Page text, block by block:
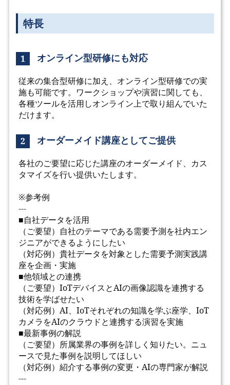
特長
1 オンライン型研修にも対応
従来の集合型研修に加え、オンライン型研修での実
施も可能です。ワークショップや演習に関しても、
各種ツールを活用しオンライン上で取り組んでいた
だけます。
2 オーダーメイド講座としてご提供
各社のご要望に応じた講座のオーダーメイド、カス
タマイズを行い提供いたします。
※参考例
---
■自社データを活用
（ご要望）自社のテーマである需要予測を社内エン
ジニアができるようにしたい
（対応例）貴社データを対象とした需要予測実践講
座を企画・実施
■他領域との連携
（ご要望）IoTデバイスとAIの画像認識を連携する
技術を学ばせたい
（対応例）AI、IoTそれぞれの知識を学ぶ座学、IoT
カメラをAIのクラウドと連携する演習を実施
■最新事例の解説
（ご要望）所属業界の事例を詳しく知りたい。ニュ
ースで見た事例を説明してほしい
（対応例）紹介する事例の変更・AIの専門家が解説
---